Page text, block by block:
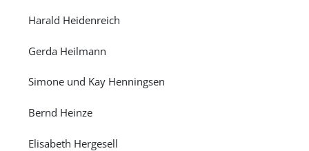
Harald Heidenreich
Gerda Heilmann
Simone und Kay Henningsen
Bernd Heinze
Elisabeth Hergesell